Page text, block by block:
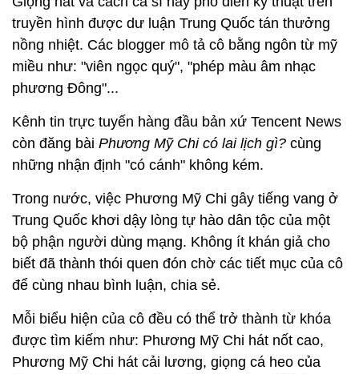
truyền hình được dư luận Trung Quốc tán thưởng
nồng nhiệt. Các blogger mô tả cô bằng ngôn từ mỹ
miều như: "viên ngọc quý", "phép màu âm nhạc
phương Đông"...
Kênh tin trực tuyến hàng đầu bản xứ Tencent News
còn đăng bài Phương Mỹ Chi có lai lịch gì? cùng
những nhận định "có cánh" không kém.
Trong nước, việc Phương Mỹ Chi gây tiếng vang ở
Trung Quốc khơi dậy lòng tự hào dân tộc của một
bộ phận người dùng mạng. Không ít khán giả cho
biết đã thành thói quen đón chờ các tiết mục của cô
để cùng nhau bình luận, chia sẻ.
Mỗi biểu hiện của cô đều có thể trở thành từ khóa
được tìm kiếm như: Phương Mỹ Chi hát nốt cao,
Phương Mỹ Chi hát cải lương, giọng cá heo của